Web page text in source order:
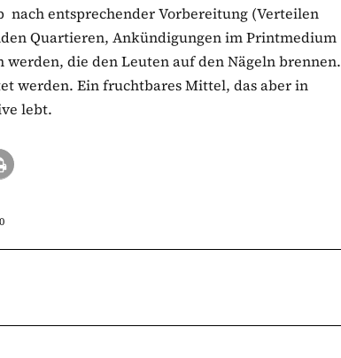
entsprechender Vorbereitung (Verteilen
Quartieren, Ankündigungen im Printmedium
die den Leuten auf den Nägeln brennen.
werden. Ein fruchtbares Mittel, das aber in
lebt.